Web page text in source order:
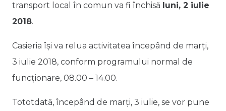
transport local în comun va fi închisă luni, 2 iulie
2018.
Casieria își va relua activitatea începând de marți,
3 iulie 2018, conform programului normal de
funcționare, 08.00 – 14.00.
Tototdată, începând de marți, 3 iulie, se vor pune